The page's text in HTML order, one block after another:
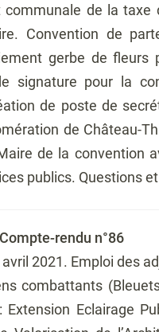
de la taxe
Convention de
gerbe de fleurs
signature pour la
de poste de
de Château-
de la convention
publics. Questions
rendu n°86
2021. Emploi des
combattants
Eclairage